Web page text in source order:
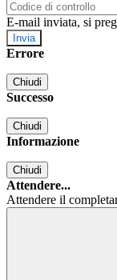
E-mail inviata, si
Errore
Chiudi
Successo
Chiudi
Informazione
Chiudi
Attendere...
Attendere il